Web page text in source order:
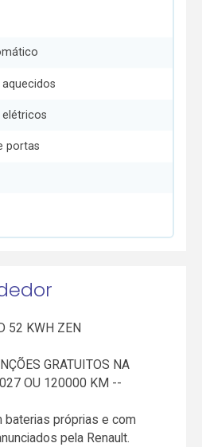
elétricos
portas
52 KWH ZEN
GRATUITOS NA
OU 120000 KM --
baterias próprias e com
pela Renault.